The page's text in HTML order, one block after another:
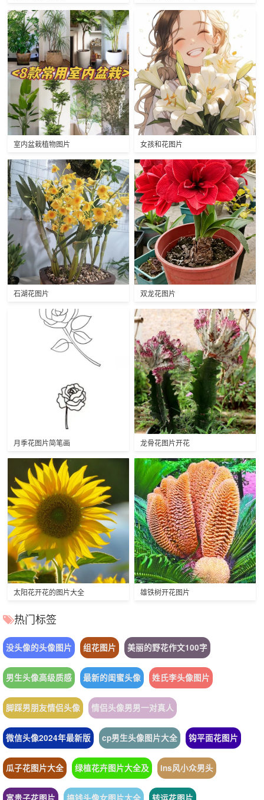
室内盆栽植物图片 女孩和花图片
石湖花图片 双龙花图片
月季花图片简笔画 龙骨花图片开花
太阳花开花的图片大全 雄铁树开花图片
热门标签
没头像的头像图片 组花图片 美丽的野花作文100字
男生头像高级质感 最新的闺蜜头像 姓氏李头像图片
脚踩男朋友情侣头像 情侣头像男男一对真人
微信头像2024年最新版 cp男生头像图片大全 钩平面花图片
瓜子花图片大全 绿植花卉图片大全及 ins风小众男头